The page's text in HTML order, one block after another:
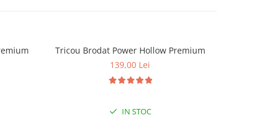
Tricou Brodat Power Hollow Premium
139,00 Lei
IN STOC